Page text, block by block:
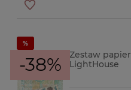
-38%
Zestaw
LightHouse